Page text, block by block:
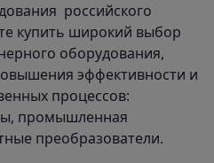
российского
купить широкий выбор
оборудования,
эффективности и
процессов:
промышленная
преобразователи.